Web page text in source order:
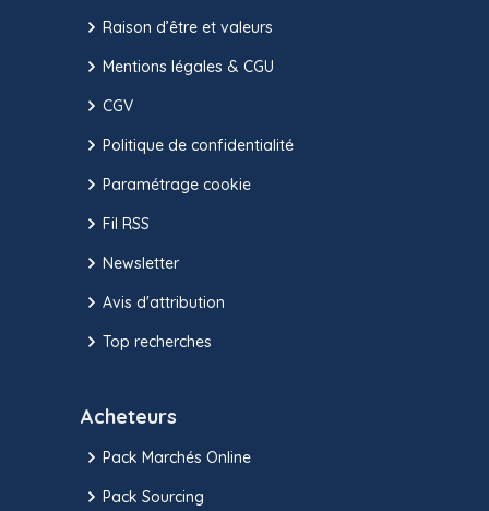
Raison d’être et valeurs
Mentions légales & CGU
CGV
Politique de confidentialité
Paramétrage cookie
Fil RSS
Newsletter
Avis d'attribution
Top recherches
Acheteurs
Pack Marchés Online
Pack Sourcing